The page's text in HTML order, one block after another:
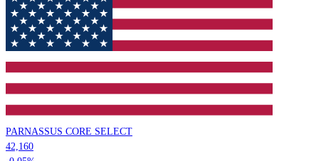
PARNASSUS CORE SELECT
42,160